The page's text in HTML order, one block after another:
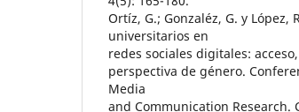
Ortíz, G.; Gonzaléz, G. y López,
universitarios en
redes sociales digitales:
perspectiva de género.
Media
and Communication Research.